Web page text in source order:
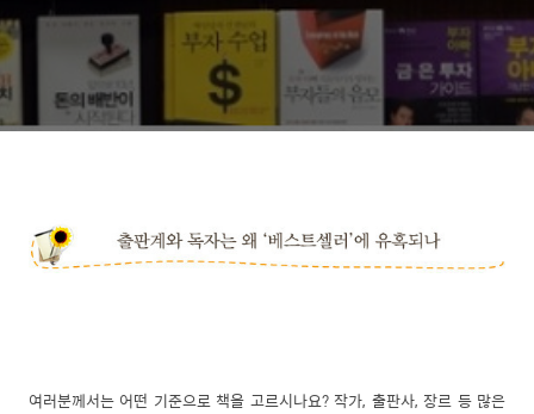
여러분께서는 어떤 기준으로 책을 고르시나요? 작가, 출판사, 장르 등 많은